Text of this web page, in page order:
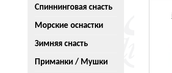
Спиннинговая снасть
Морские оснастки
Зимняя снасть
Приманки / Мушки